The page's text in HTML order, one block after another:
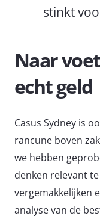
stinkt
Naar
echt geld
Casus Sydney is
rancune boven
we hebben
denken relevant
vergemakkelijken
analyse van de